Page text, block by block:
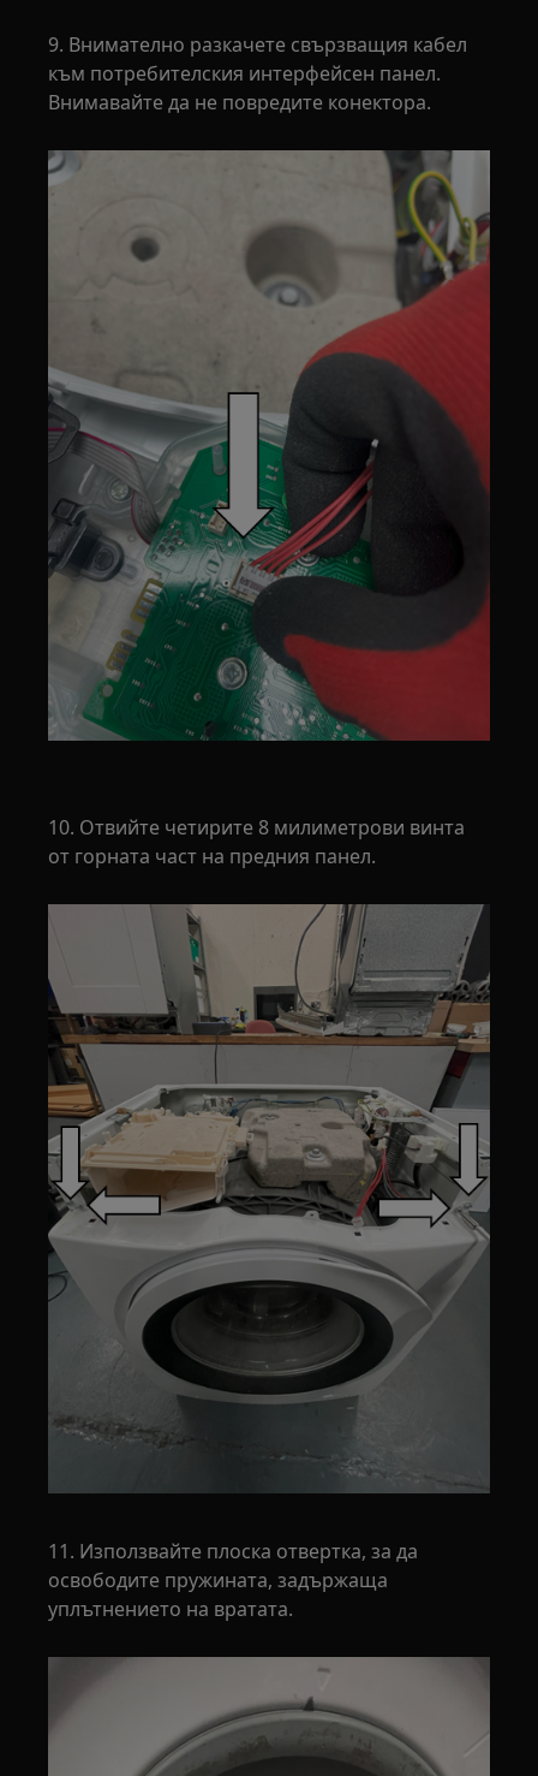
9. Внимателно разкачете свързващия кабел
към потребителския интерфейсен панел.
Внимавайте да не повредите конектора.
10. Отвийте четирите 8 милиметрови винта
от горната част на предния панел.
11. Използвайте плоска отвертка, за да
освободите пружината, задържаща
уплътнението на вратата.